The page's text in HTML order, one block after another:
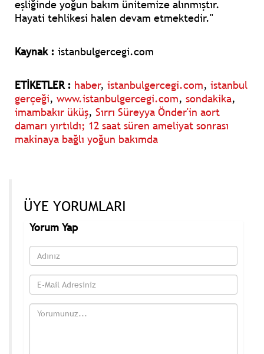
eşliğinde yoğun bakım ünitemize alınmıştır.
Hayati tehlikesi halen devam etmektedir."
Kaynak : istanbulgercegi.com
ETİKETLER : haber, istanbulgercegi.com, istanbul
gerçeği, www.istanbulgercegi.com, sondakika,
imambakır üküş, Sırrı Süreyya Önder'in aort
damarı yırtıldı; 12 saat süren ameliyat sonrası
makinaya bağlı yoğun bakımda
ÜYE YORUMLARI
Yorum Yap